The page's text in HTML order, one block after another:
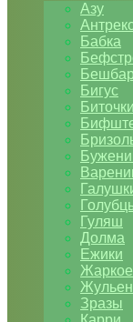
Азу
Бабка
Бигус
Биточки
Гуляш
Долма
Ежики
Жаркое
Жульен
Зразы